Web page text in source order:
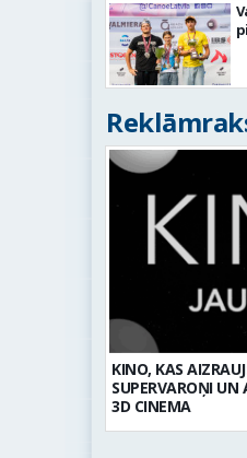
KINO, KAS
SUPERVAROŅI UN
3D CINEMA